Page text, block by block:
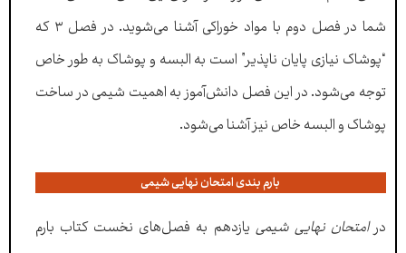
شما در فصل دوم با مواد خوراکی آشنا می‌شوید. در فصل ۳ که
“پوشاک نیازی پایان ناپذیر” است به البسه و پوشاک به طور خاص
توجه می‌شود. در این فصل دانش‌آموز به اهمیت شیمی در ساخت
پوشاک و البسه خاص نیز آشنا می‌شود.
بارم بندی امتحان نهایی شیمی
درامتحان نهایی شیمی یازدهم به فصل‌های نخست کتاب بارم